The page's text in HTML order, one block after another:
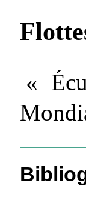
«